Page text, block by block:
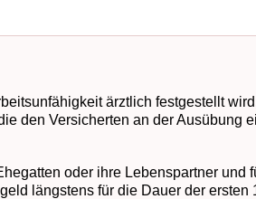
ärztlich festgestellt
den Versicherten an der Ausübung
oder ihre Lebenspartner und
längstens für die Dauer der ersten